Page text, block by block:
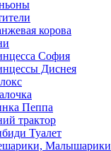
корова
София
Диснея
Пеппа
трактор
Туалет
Малышарики